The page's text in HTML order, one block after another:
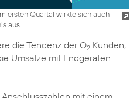
ersten Quartal wirkte sich auch
aus.
die Tendenz der O2 Kunden,
Umsätze mit Endgeräten: